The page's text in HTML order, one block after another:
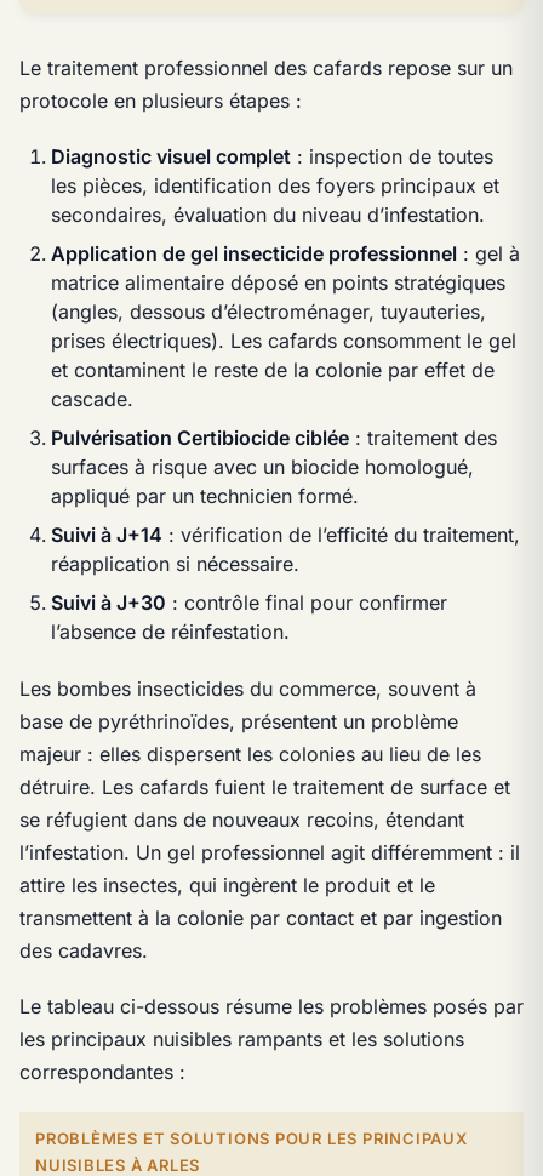
Le traitement professionnel des cafards repose sur un
protocole en plusieurs étapes :
Diagnostic visuel complet: inspection de toutes
les pièces, identification des foyers principaux et
secondaires, évaluation du niveau d’infestation.
Application de gel insecticide professionnel: gel à
matrice alimentaire déposé en points stratégiques
(angles, dessous d’électroménager, tuyauteries,
prises électriques). Les cafards consomment le gel
et contaminent le reste de la colonie par effet de
cascade.
Pulvérisation Certibiocide ciblée: traitement des
surfaces à risque avec un biocide homologué,
appliqué par un technicien formé.
Suivi à J+14 : vérification de l’efficité du traitement,
réapplication si nécessaire.
Suivi à J+30 : contrôle final pour confirmer
l’absence de réinfestation.
Les bombes insecticides du commerce, souvent à
base de pyréthrinoïdes, présentent un problème
majeur : elles dispersent les colonies au lieu de les
détruire. Les cafards fuient le traitement de surface et
se réfugient dans de nouveaux recoins, étendant
l’infestation. Un gel professionnel agit différemment : il
attire les insectes, qui ingèrent le produit et le
transmettent à la colonie par contact et par ingestion
des cadavres.
Le tableau ci-dessous résume les problèmes posés par
les principaux nuisibles rampants et les solutions
correspondantes :
PROBLÈMES ET SOLUTIONS POUR LES PRINCIPAUX
NUISIBLES À ARLES